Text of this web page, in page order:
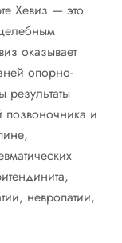
Хевиз — это
оказывает
опорно-
результаты
позвоночника и
невропатии,